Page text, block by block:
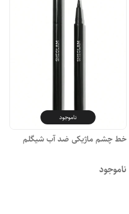
ناموجود
خط چشم ماژیکی ضد آب شیگلم
ناموجود